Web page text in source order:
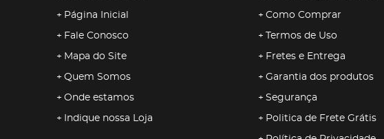
Página Inicial
Fale Conosco
Mapa do Site
Quem Somos
Onde estamos
Indique nossa Loja
Como Comprar
Termos de Uso
Fretes e Entrega
Garantia dos produtos
Segurança
Politica de Frete Grátis